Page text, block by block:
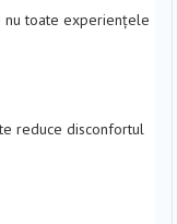
nu toate experiențele
reduce disconfortul